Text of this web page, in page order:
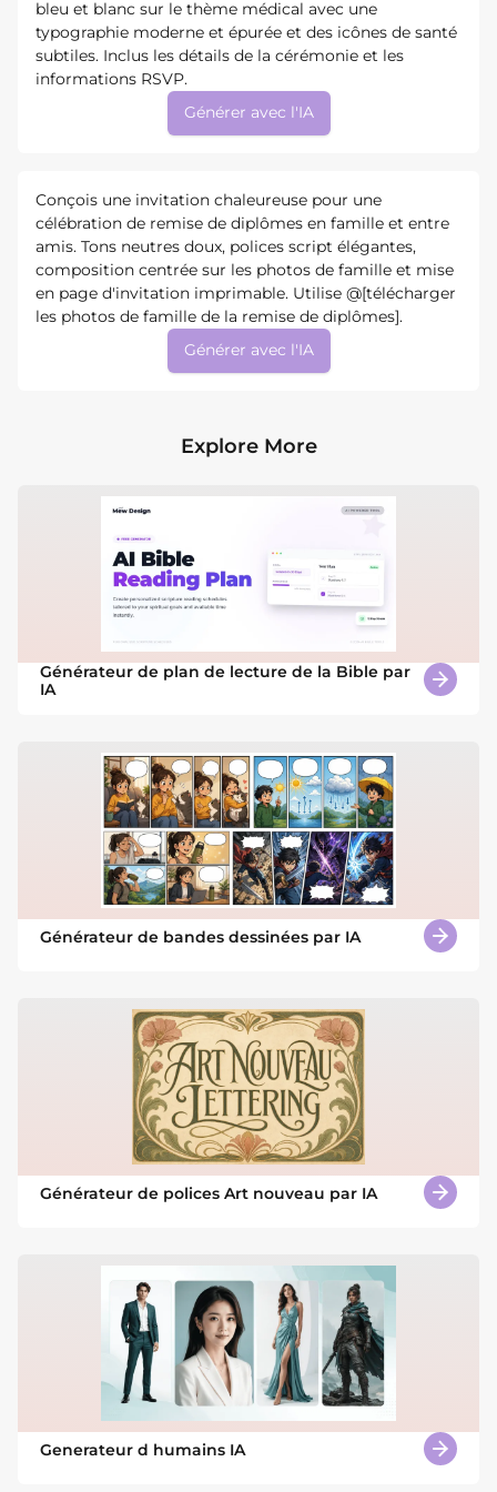
bleu et blanc sur le thème médical avec une
typographie moderne et épurée et des icônes de santé
subtiles. Inclus les détails de la cérémonie et les
informations RSVP.
Générer avec l'IA
Conçois une invitation chaleureuse pour une
célébration de remise de diplômes en famille et entre
amis. Tons neutres doux, polices script élégantes,
composition centrée sur les photos de famille et mise
en page d'invitation imprimable. Utilise @[télécharger
les photos de famille de la remise de diplômes].
Générer avec l'IA
Explore More
Générateur de plan de lecture de la Bible par
IA
Générateur de bandes dessinées par IA
Générateur de polices Art nouveau par IA
Generateur d humains IA